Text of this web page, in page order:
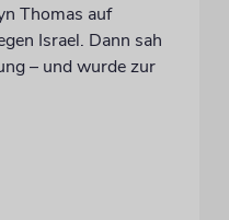
Thomas auf
Israel. Dann sah
– und wurde zur